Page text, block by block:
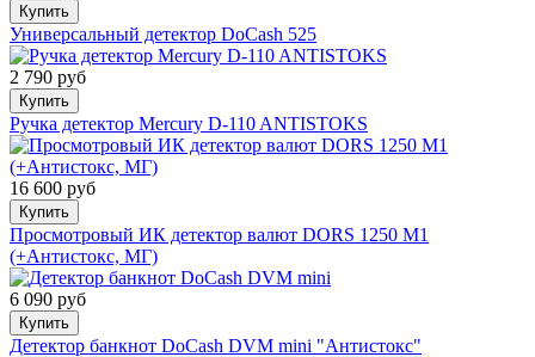
Купить
Универсальный детектор DoCash 525
2 790 руб
Купить
Ручка детектор Mercury D-110 ANTISTOKS
16 600 руб
Купить
Просмотровый ИК детектор валют DORS 1250 М1
(+Антистокс, МГ)
6 090 руб
Купить
Детектор банкнот DoCash DVM mini "Антистокс"